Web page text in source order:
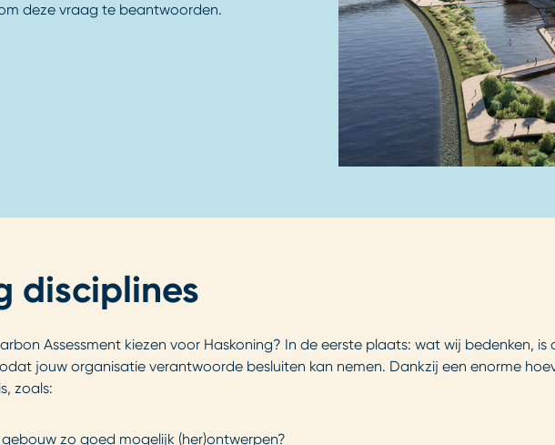
deze vraag te beantwoorden.
disciplines
Assessment kiezen voor Haskoning? In de eerste plaats: wat wij bedenken,
jouw organisatie verantwoorde besluiten kan nemen. Dankzij een enorme
zoals:
zo goed mogelijk (her)ontwerpen?